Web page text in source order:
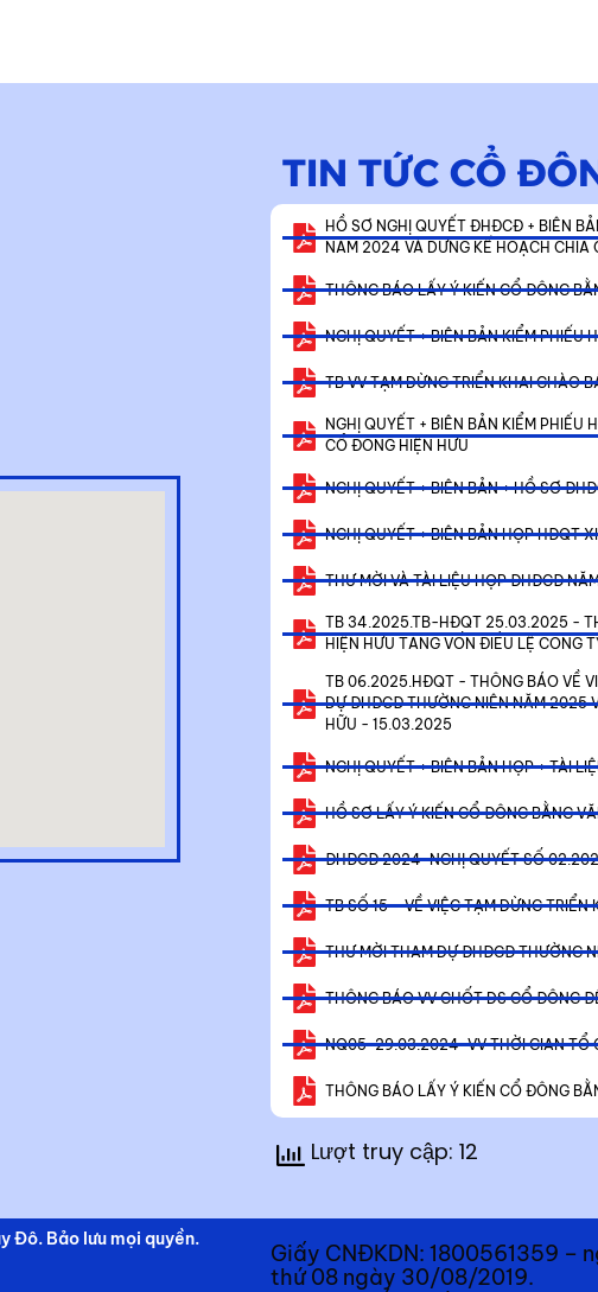
TIN TỨC CỔ
HỒ SƠ NGHỊ QUYẾT ĐHĐCĐ + BIÊN
NĂM 2024 VÀ DỪNG KẾ HOẠCH CHIA
THÔNG BÁO LẤY Ý KIẾN CỔ ĐÔNG
NGHỊ QUYẾT + BIÊN BẢN KIỂM PHIẾU
TB VV TẠM DỪNG TRIỂN KHAI CHÀO
NGHỊ QUYẾT + BIÊN BẢN KIỂM PHIẾU
CỔ ĐÔNG HIỆN HỮU
NGHỊ QUYẾT + BIÊN BẢN + HỒ SƠ
NGHỊ QUYẾT + BIÊN BẢN HỌP HĐQT
THƯ MỜI VÀ TÀI LIỆU HỌP ĐHĐCĐ
TB 34.2025.TB-HĐQT 25.03.2025 -
HIỆN HỮU TĂNG VỐN ĐIỀU LỆ CÔNG
TB 06.2025.HĐQT - THÔNG BÁO VỀ
DỰ ĐHĐCĐ THƯỜNG NIÊN NĂM 2025
HỮU - 15.03.2025
NGHỊ QUYẾT + BIÊN BẢN HỌP + TÀI
HỒ SƠ LẤY Ý KIẾN CỔ ĐÔNG BẰNG
ĐHĐCĐ 2024-NGHỊ QUYẾT SỐ
TB SỐ 15 – VỀ VIỆC TẠM DỪNG
THƯ MỜI THAM DỰ ĐHĐCĐ THƯỜNG
THÔNG BÁO VV CHỐT DS CỔ ĐÔNG
NQ05-29.03.2024-VV THỜI GIAN TỔ
THÔNG BÁO LẤY Ý KIẾN CỔ ĐÔNG
Lượt truy cập: 12
Đô. Bảo lưu mọi quyền.
Giấy CNĐKDN: 1800561359
thứ 08 ngày 30/08/2019.